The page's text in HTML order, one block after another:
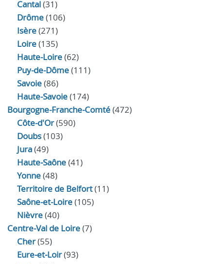
Cantal(31)
Drôme(106)
Isère(271)
Loire(135)
Haute-Loire(62)
Puy-de-Dôme(111)
Savoie(86)
Haute-Savoie(174)
Bourgogne-Franche-Comté(472)
Côte-d'Or(590)
Doubs(103)
Jura(49)
Haute‑Saône(41)
Yonne(48)
Territoire de Belfort(11)
Saône-et-Loire(105)
Nièvre(40)
Centre-Val de Loire(7)
Cher(55)
Eure‑et‑Loir(93)